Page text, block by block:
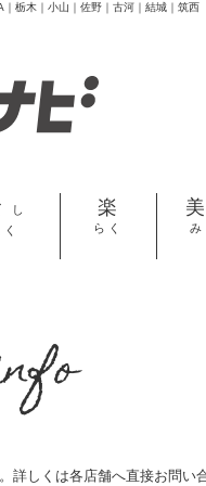
｜栃木｜小山｜佐野｜古河｜結城｜筑西
し
く
楽
らく
美
み
詳しくは各店舗へ直接お問い